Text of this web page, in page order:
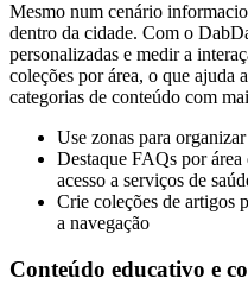
Mesmo num cenário
dentro da cidade. Com o
personalizadas e medir a
coleções por área, o que ajuda
categorias de conteúdo com
Use zonas para
Destaque FAQs por
acesso a serviços de
Crie coleções de artigos
a navegação
Conteúdo educativo e